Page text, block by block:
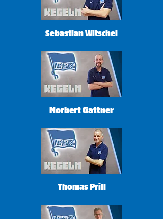
Sebastian Witschel
Norbert Gattner
Thomas Prill